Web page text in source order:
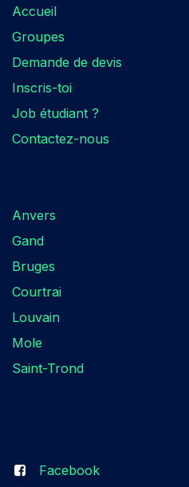
Accueil
Groupes
Demande de devis
Inscris-toi
Job étudiant ?
Contactez-nous
Anvers
Gand
Bruges
Courtrai
Louvain
Mole
Saint-Trond
Facebook